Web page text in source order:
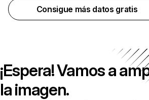
Consigue más datos gratis
¡Espera! Vamos a
la imagen.